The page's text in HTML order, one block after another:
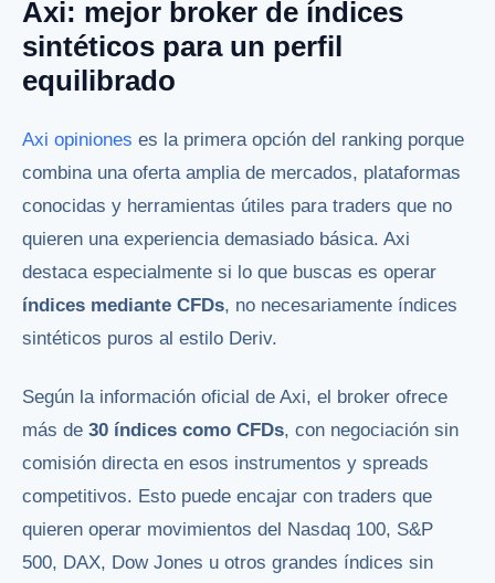
Axi: mejor broker de índices
sintéticos para un perfil
equilibrado
Axi opiniones es la primera opción del ranking porque
combina una oferta amplia de mercados, plataformas
conocidas y herramientas útiles para traders que no
quieren una experiencia demasiado básica. Axi
destaca especialmente si lo que buscas es operar
índices mediante CFDs, no necesariamente índices
sintéticos puros al estilo Deriv.
Según la información oficial de Axi, el broker ofrece
más de 30 índices como CFDs, con negociación sin
comisión directa en esos instrumentos y spreads
competitivos. Esto puede encajar con traders que
quieren operar movimientos del Nasdaq 100, S&P
500, DAX, Dow Jones u otros grandes índices sin